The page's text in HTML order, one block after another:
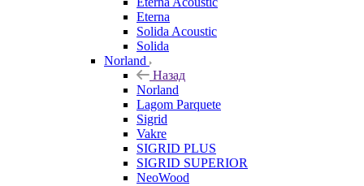
Eterna
Solida Acoustic
Solida
Norland
Назад
Norland
Lagom Parquete
Sigrid
Vakre
SIGRID PLUS
SIGRID SUPERIOR
NeoWood